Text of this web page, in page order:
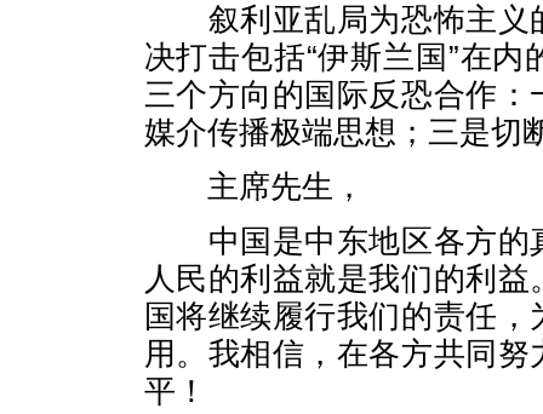
叙利亚乱局为恐怖主义
决打击包括“伊斯兰国”在
三个方向的国际反恐合作
媒介传播极端思想；三是切
主席先生，
中国是中东地区各方的
人民的利益就是我们的利
国将继续履行我们的责任
用。我相信，在各方共同
平！